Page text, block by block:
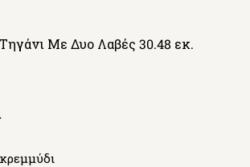
Με Δυο Λαβές 30.48 εκ.